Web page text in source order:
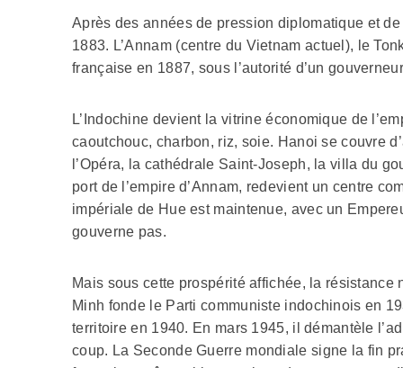
Après des années de pression diplomatique et
1883. L’Annam (centre du Vietnam actuel), le
française en 1887, sous l’autorité d’un
L’Indochine devient la vitrine économique de
caoutchouc, charbon, riz, soie. Hanoi se couvre
l’Opéra, la cathédrale Saint-Joseph, la villa du
port de l’empire d’Annam, redevient un centre
impériale de Hue est maintenue, avec un
gouverne pas.
Mais sous cette prospérité affichée, la résistance
Minh fonde le Parti communiste indochinois en
territoire en 1940. En mars 1945, il démantèle
coup. La Seconde Guerre mondiale signe la fin